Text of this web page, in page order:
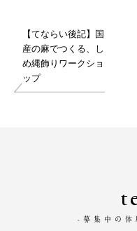
【てならい後記】国
産の麻でつくる、し
め縄飾りワークショ
ップ
-募集中の体